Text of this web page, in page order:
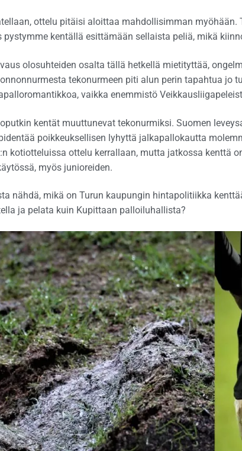
ottelu pitäisi aloittaa mahdollisimman myöhään.
pystymme kentällä esittämään sellaista peliä, mikä
olosuhteiden osalta tällä hetkellä mietityttää,
tekonurmeen piti alun perin tapahtua jo
vaikka enemmistö
kentät muuttunevat tekonurmiksi. Suomen
poikkeuksellisen lyhyttä jalkapallokautta
kotiotteluissa ottelu kerrallaan, mutta jatkossa kenttä
myös junioreiden.
nähdä, mikä on Turun kaupungin hintapolitiikka
ja pelata kuin Kupittaan palloiluhallista?